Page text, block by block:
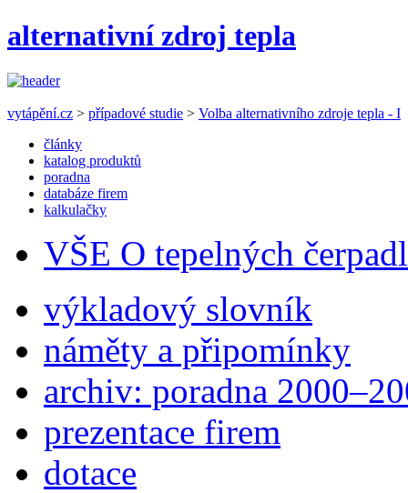
alternativní zdroj tepla
vytápění.cz > případové studie > Volba alternativního zdroje tepla - I
články
katalog produktů
poradna
databáze firem
kalkulačky
VŠE O tepelných
výkladový slovník
náměty a připomínky
archiv: poradna
prezentace firem
dotace